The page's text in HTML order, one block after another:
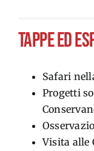
TAPPE ED
Safari
Progetti
Visita alle